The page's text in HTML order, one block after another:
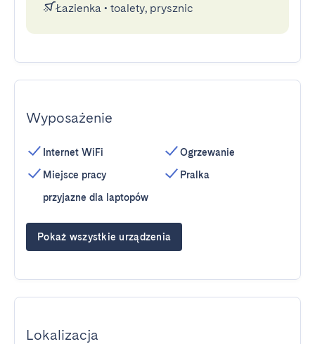
Łazienka • toalety, prysznic
Wyposażenie
Internet WiFi
Miejsce pracy
przyjazne dla laptopów
Ogrzewanie
Pralka
Pokaż wszystkie urządzenia
Lokalizacja